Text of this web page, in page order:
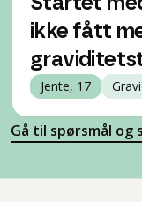
ikke fått
Jente, 17
Gå til spørsmål og